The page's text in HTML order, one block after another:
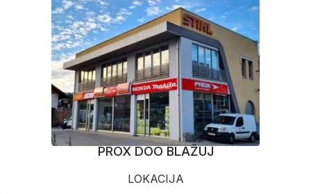
PROX DOO BLAŽUJ
LOKACIJA